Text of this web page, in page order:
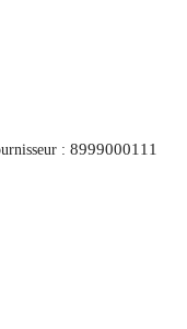
: 8999000111